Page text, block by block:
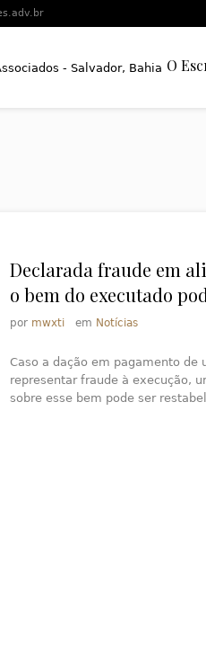
O
Declarada fraude em
o bem do executado
por mwxti em Notícias
Caso a dação em pagamento de
representar fraude à execução,
sobre esse bem pode ser